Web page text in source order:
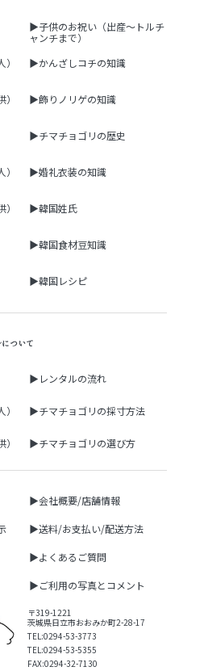
▶子供のお祝い（出産～トルチ
ャンチまで）
▶かんざしコチの知識
▶飾りノリゲの知識
▶チマチョゴリの歴史
▶婚礼衣装の知識
▶韓国姓氏
▶韓国食材豆知識
▶韓国レシピ
ついて
▶レンタルの流れ
▶チマチョゴリの採寸方法
▶チマチョゴリの選び方
▶会社概要/店舗情報
▶送料/お支払い/配送方法
▶よくあるご質問
▶ご利用の写真とコメント
〒319-1221
茨城県日立市おおみか町2-28-17
TEL:0294-53-3773
TEL:0294-53-5355
FAX:0294-32-7130